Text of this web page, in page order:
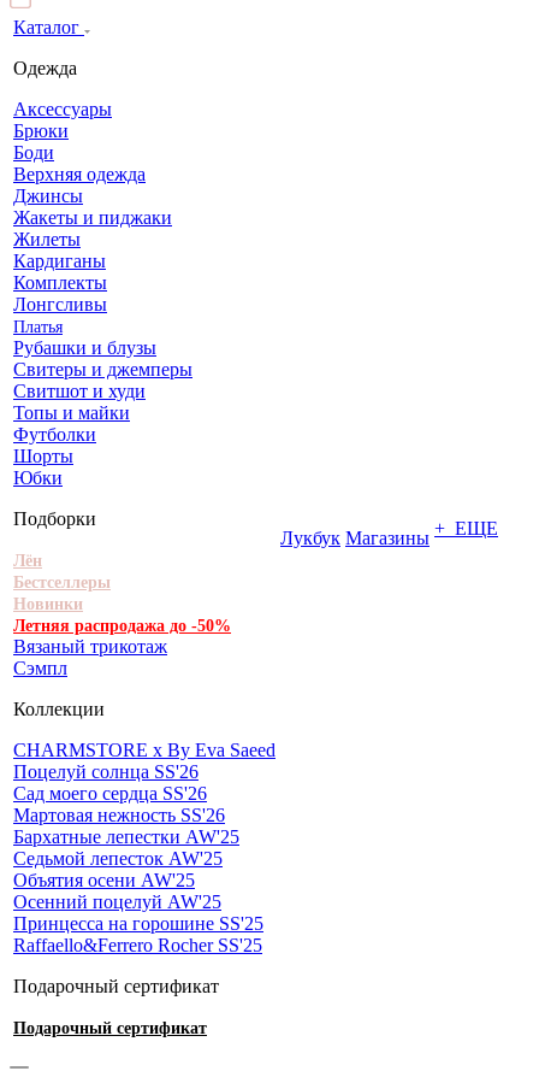
Каталог
Одежда
Аксессуары
Брюки
Боди
Верхняя одежда
Джинсы
Жакеты и пиджаки
Жилеты
Кардиганы
Комплекты
Лонгсливы
Платья
Рубашки и блузы
Свитеры и джемперы
Свитшот и худи
Топы и майки
Футболки
Шорты
Юбки
Подборки
Лён
Бестселлеры
Новинки
Летняя распродажа до -50%
Вязаный трикотаж
Сэмпл
Коллекции
CHARMSTORE х By Eva Saeed
Поцелуй солнца SS'26
Сад моего сердца SS'26
Мартовая нежность SS'26
Бархатные лепестки AW'25
Седьмой лепесток AW'25
Объятия осени AW'25
Осенний поцелуй AW'25
Принцесса на горошине SS'25
Raffaello&Ferrero Rocher SS'25
Подарочный сертификат
Подарочный сертификат
Лукбук Магазины + ЕЩЕ